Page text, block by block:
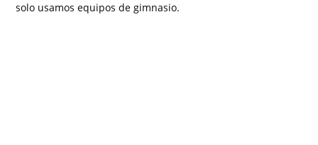
solo usamos equipos de gimnasio.